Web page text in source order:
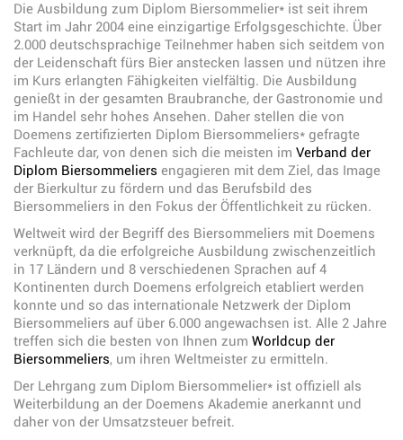
Die Ausbildung zum Diplom Biersommelier* ist seit ihrem
Start im Jahr 2004 eine einzigartige Erfolgsgeschichte. Über
2.000 deutschsprachige Teilnehmer haben sich seitdem von
der Leidenschaft fürs Bier anstecken lassen und nützen ihre
im Kurs erlangten Fähigkeiten vielfältig. Die Ausbildung
genießt in der gesamten Braubranche, der Gastronomie und
im Handel sehr hohes Ansehen. Daher stellen die von
Doemens zertifizierten Diplom Biersommeliers* gefragte
Fachleute dar, von denen sich die meisten im Verband der
Diplom Biersommeliers engagieren mit dem Ziel, das Image
der Bierkultur zu fördern und das Berufsbild des
Biersommeliers in den Fokus der Öffentlichkeit zu rücken.
Weltweit wird der Begriff des Biersommeliers mit Doemens
verknüpft, da die erfolgreiche Ausbildung zwischenzeitlich
in 17 Ländern und 8 verschiedenen Sprachen auf 4
Kontinenten durch Doemens erfolgreich etabliert werden
konnte und so das internationale Netzwerk der Diplom
Biersommeliers auf über 6.000 angewachsen ist. Alle 2 Jahre
treffen sich die besten von Ihnen zum Worldcup der
Biersommeliers, um ihren Weltmeister zu ermitteln.
Der Lehrgang zum Diplom Biersommelier* ist offiziell als
Weiterbildung an der Doemens Akademie anerkannt und
daher von der Umsatzsteuer befreit.